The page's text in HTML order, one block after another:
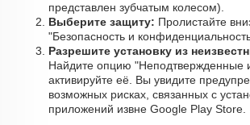
представлен зубчатым колесом).
Выберите защиту: Пролистайте
"Безопасность и
Разрешите установку из
Найдите опцию "Неподтвержденные
активируйте её. Вы увидите
возможных рисках, связанных с
приложений извне Google Play Store.